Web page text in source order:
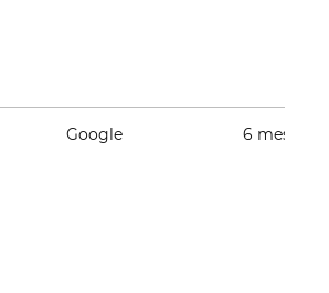
Google 6 meses